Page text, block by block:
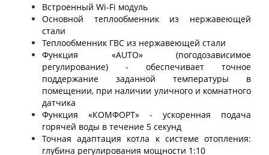
Встроенный Wi-Fi модуль
Основной теплообменник из нержавеющей
стали
Теплообменник ГВС из нержавеющей стали
Функция «AUTO» (погодозависимое
регулирование) - обеспечивает точное
поддержание заданной температуры в
помещении, при наличии уличного и комнатного
датчика
Функция «КОМФОРТ» - ускоренная подача
горячей воды в течение 5 секунд
Точная адаптация котла к системе отопления:
глубина регулирования мощности 1:10